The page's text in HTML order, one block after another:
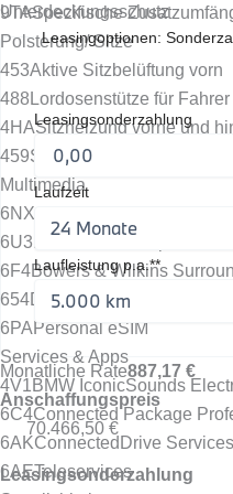
9TASpezifische
Polsterung/ Sitze
453Aktive Sitzbelüftung vorn
488 Lordosenstütze für
4HASitzheizung vorne und
459Sitzverstellung - elektrisch
Multimedia
6NX
6U3
6F4Bowers & Wilkins
654DAB Tuner
6PAPersonal eSIM
Services & Apps
4V1 BMW IconicSounds
6C4Connected Package
6AKConnectedDrive
6AETeleservices
Unterdeckungsschutz
Leasingoptionen:
Leasingsonderzahlung
Laufzeit
Laufleistung p.a.**
Monatliche Rate887,17 €
Anschaffungspreis
70.466,50 €
Leasingsonderzahlung